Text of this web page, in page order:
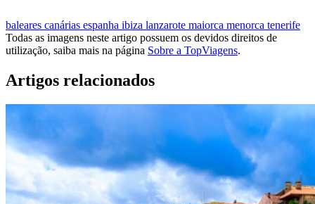
baleares canárias espanha ibiza lanzarote maiorca menorca tenerife
Todas as imagens neste artigo possuem os devidos direitos de
utilização, saiba mais na página Sobre a TopViagens.
Artigos relacionados